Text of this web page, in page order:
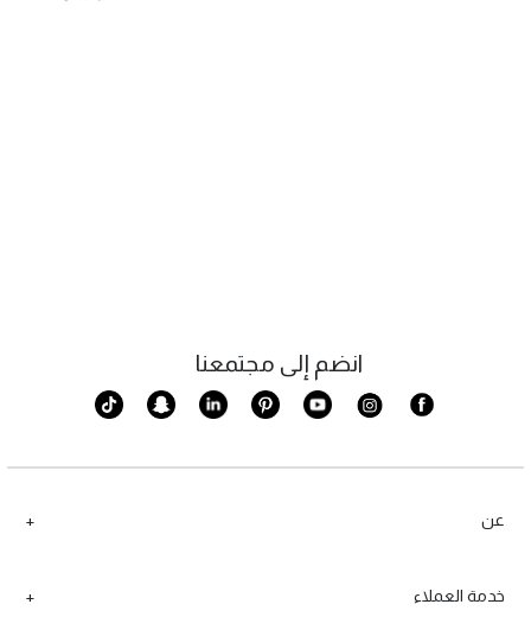
عن
خدمة العملاء
انضم إلى مجتمعنا